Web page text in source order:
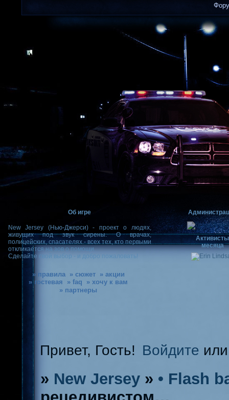
Об игре
New Jersey (Нью-Джерси) - проект о людях,
живущих под звук сирены. О врачах,
полицейских, спасателях - всех тех, кто первыми
откликается на зов о помощи.
Сделайте свой выбор - и добро пожаловать!
» правила » сюжет
» акции
» гостевая
» faq
» хочу к вам
» партнеры
Активисты
месяца
Привет, Гость! Войдите
» New Jersey » • Flash